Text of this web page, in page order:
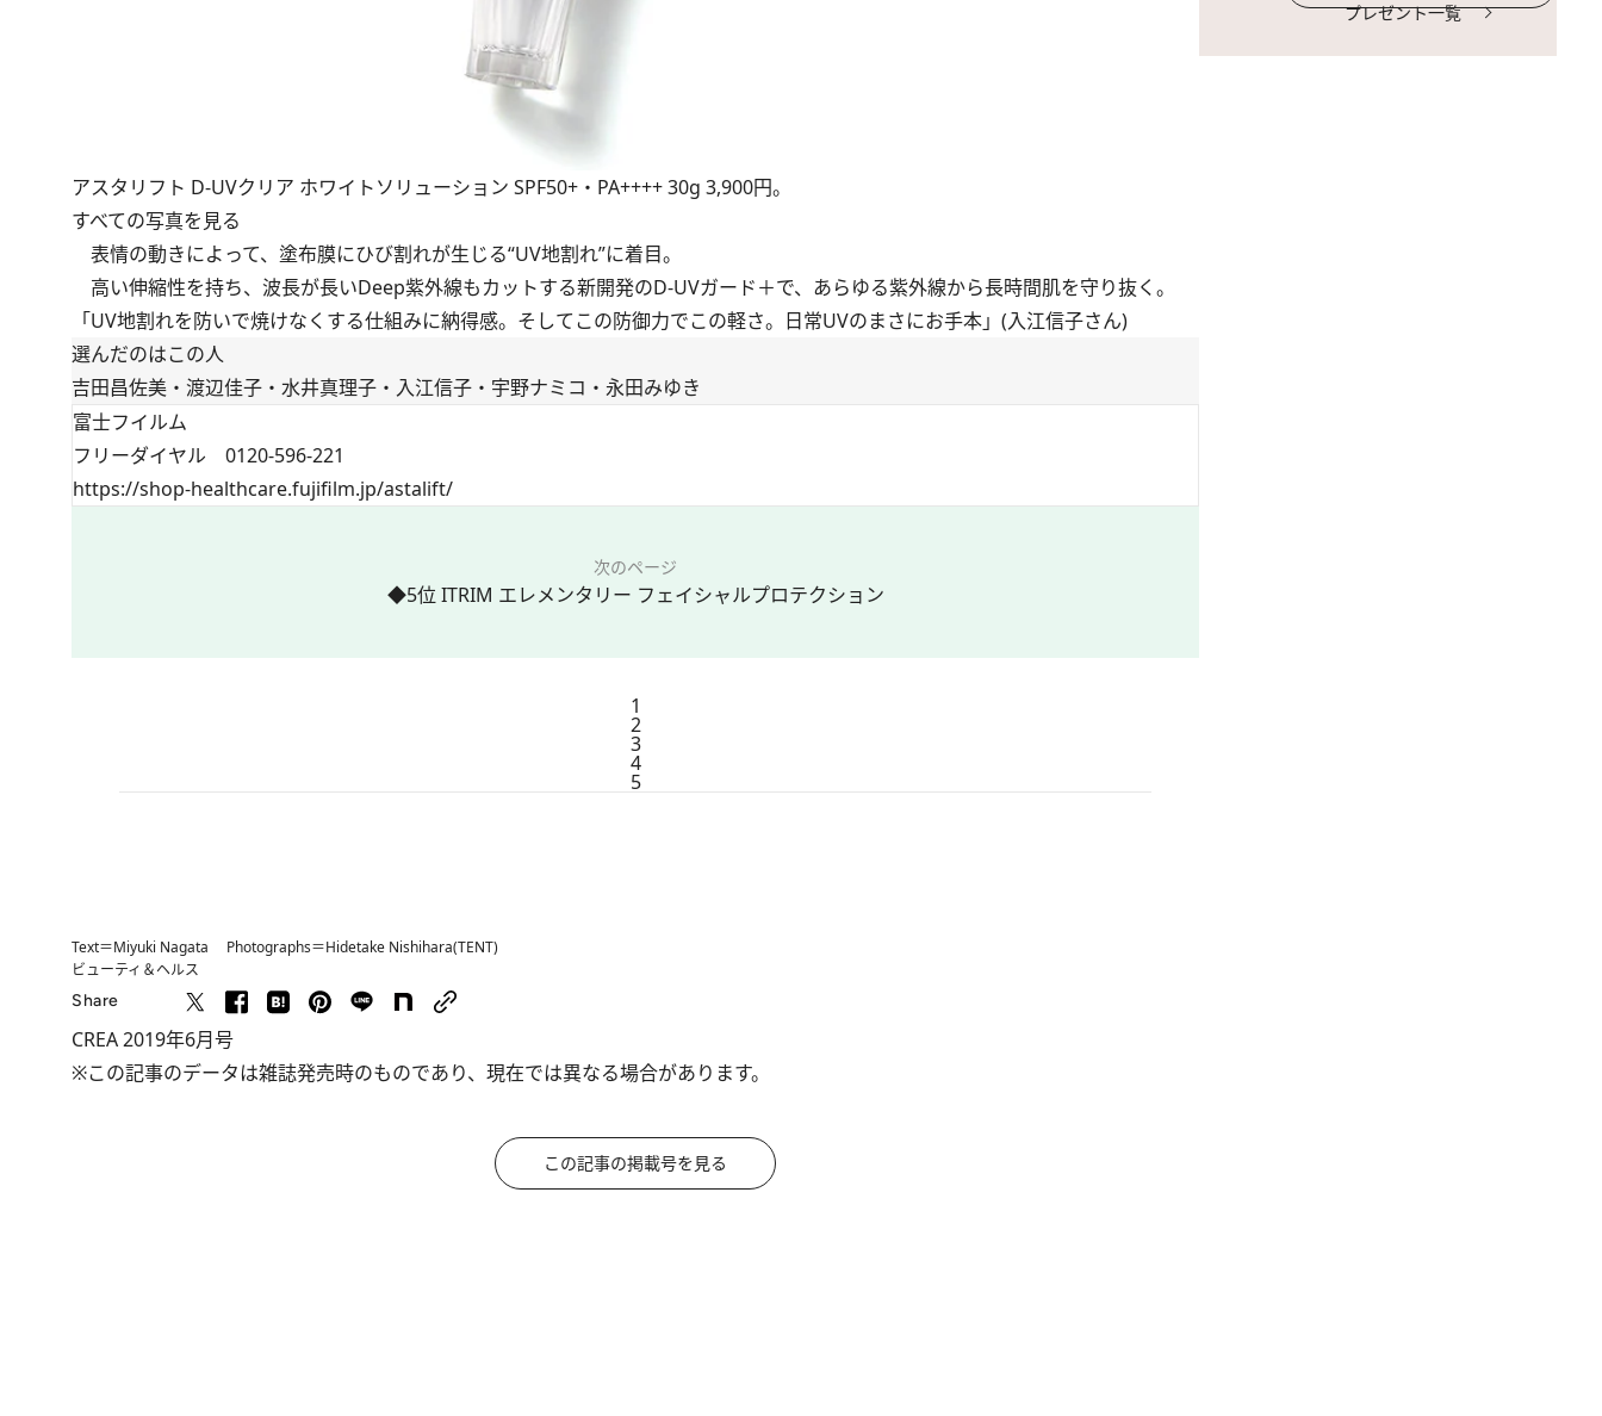
アスタリフト D-UVクリア ホワイトソリューション SPF50+・PA++++ 30g 3,900円。
すべての写真を見る
表情の動きによって、塗布膜にひび割れが生じる“UV地割れ”に着目。
高い伸縮性を持ち、波長が長いDeep紫外線もカットする新開発のD-UVガード＋で、あらゆる紫外線から長時間肌を守り抜く。
「UV地割れを防いで焼けなくする仕組みに納得感。そしてこの防御力でこの軽さ。日常UVのまさにお手本」(入江信子さん)
選んだのはこの人
吉田昌佐美・渡辺佳子・水井真理子・入江信子・宇野ナミコ・永田みゆき
富士フイルム
フリーダイヤル 0120-596-221
https://shop-healthcare.fujifilm.jp/astalift/
次のページ
◆5位 ITRIM エレメンタリー フェイシャルプロテクション
1
2
3
4
5
Text＝Miyuki Nagata Photographs＝Hidetake Nishihara(TENT)
ビューティ＆ヘルス
Share
CREA 2019年6月号
※この記事のデータは雑誌発売時のものであり、現在では異なる場合があります。
この記事の掲載号を見る
プレゼント一覧